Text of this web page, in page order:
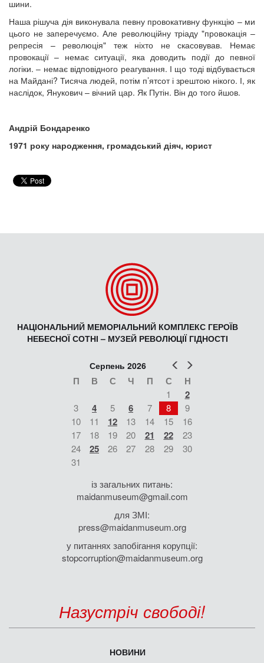
шини.
Наша рішуча дія виконувала певну провокативну функцію – ми
цього не заперечуємо. Але революційну тріаду "провокація –
репресія – революція" теж ніхто не скасовував. Немає
провокації – немає ситуації, яка доводить події до певної
логіки. – немає відповідного реагування. І що тоді відбувається
на Майдані? Тисяча людей, потім п’ятсот і зрештою нікого. І, як
наслідок, Янукович – вічний цар. Як Путін. Він до того йшов.
Андрій Бондаренко
1971 року народження, громадський діяч, юрист
НАЦІОНАЛЬНИЙ МЕМОРІАЛЬНИЙ КОМПЛЕКС ГЕРОЇВ
НЕБЕСНОЇ СОТНІ – МУЗЕЙ РЕВОЛЮЦІЇ ГІДНОСТІ
Попер
Серпень 2026
П В С Ч П С Н
1 2
3 4 5 6 7 8
9
10
11 12 13 14 15
16
17
18 19 20 21 22
23
24
25 26 27 28 29
30
31
із загальних питань:
maidanmuseum@gmail.com
для ЗМІ:
press@maidanmuseum.org
у питаннях запобігання корупції:
stopcorruption@maidanmuseum.org
Назустріч свободі!
НОВИНИ